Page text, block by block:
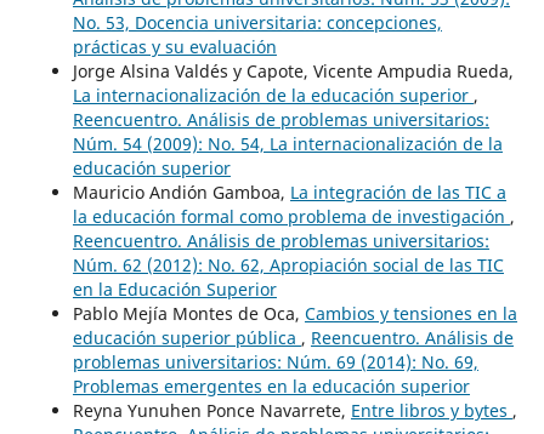
No. 53, Docencia universitaria: concepciones,
prácticas y su evaluación
Jorge Alsina Valdés y Capote, Vicente Ampudia Rueda,
La internacionalización de la educación superior ,
Reencuentro. Análisis de problemas universitarios:
Núm. 54 (2009): No. 54, La internacionalización de la
educación superior
Mauricio Andión Gamboa, La integración de las TIC a
la educación formal como problema de investigación ,
Reencuentro. Análisis de problemas universitarios:
Núm. 62 (2012): No. 62, Apropiación social de las TIC
en la Educación Superior
Pablo Mejía Montes de Oca, Cambios y tensiones en la
educación superior pública , Reencuentro. Análisis de
problemas universitarios: Núm. 69 (2014): No. 69,
Problemas emergentes en la educación superior
Reyna Yunuhen Ponce Navarrete, Entre libros y bytes ,